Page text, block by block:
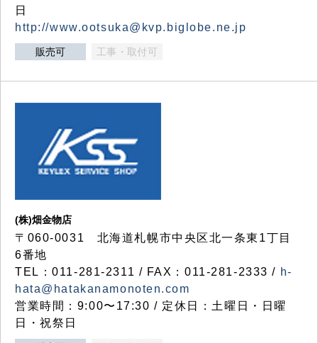
日
http://www.ootsuka@kvp.biglobe.ne.jp
販売可 工事・取付可
(株)畑金物店
〒060-0031 北海道札幌市中央区北一条東1丁目
6番地
TEL：011-281-2311 / FAX：011-281-2333 / h-
hata@hatakanamonoten.com
営業時間：9:00〜17:30 / 定休日：土曜日・日曜
日・祝祭日